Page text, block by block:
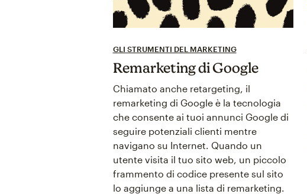
GLI STRUMENTI DEL MARKETING
Remarketing di Google
Chiamato anche retargeting, il
remarketing di Google è la tecnologia
che consente ai tuoi annunci Google di
seguire potenziali clienti mentre
navigano su Internet. Quando un
utente visita il tuo sito web, un piccolo
frammento di codice presente sul sito
lo aggiunge a una lista di remarketing.